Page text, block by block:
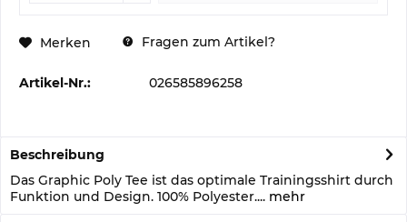
Merken Fragen zum Artikel?
Artikel-Nr.: 026585896258
Beschreibung
Das Graphic Poly Tee ist das optimale Trainingsshirt durch
Funktion und Design. 100% Polyester.... mehr